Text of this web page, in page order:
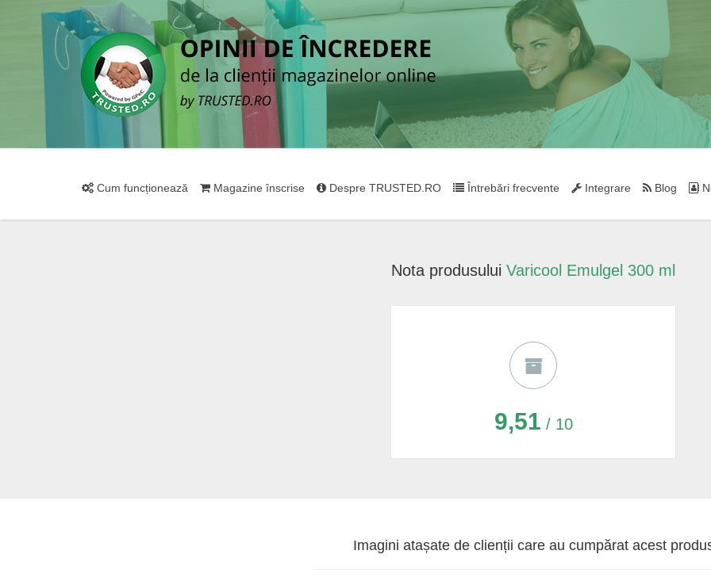
Cum funcționează Magazine înscrise Despre TRUSTED.RO Întrebări frecvente Integrare Blog
Nota produsului Varicool Emulgel 300 ml
9,51 / 10
Imagini atașate de clienții care au cumpărat acest